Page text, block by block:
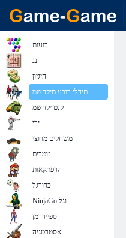
בועות
נג
היגיון
םידלי רובע םיקחשמ
קנט יקחשמ
ירי
משחקים מרוצי
זומבים
הרפתקאות
כדורגל
NinjaGo וגל
ספיידרמן
אסטרטגיה